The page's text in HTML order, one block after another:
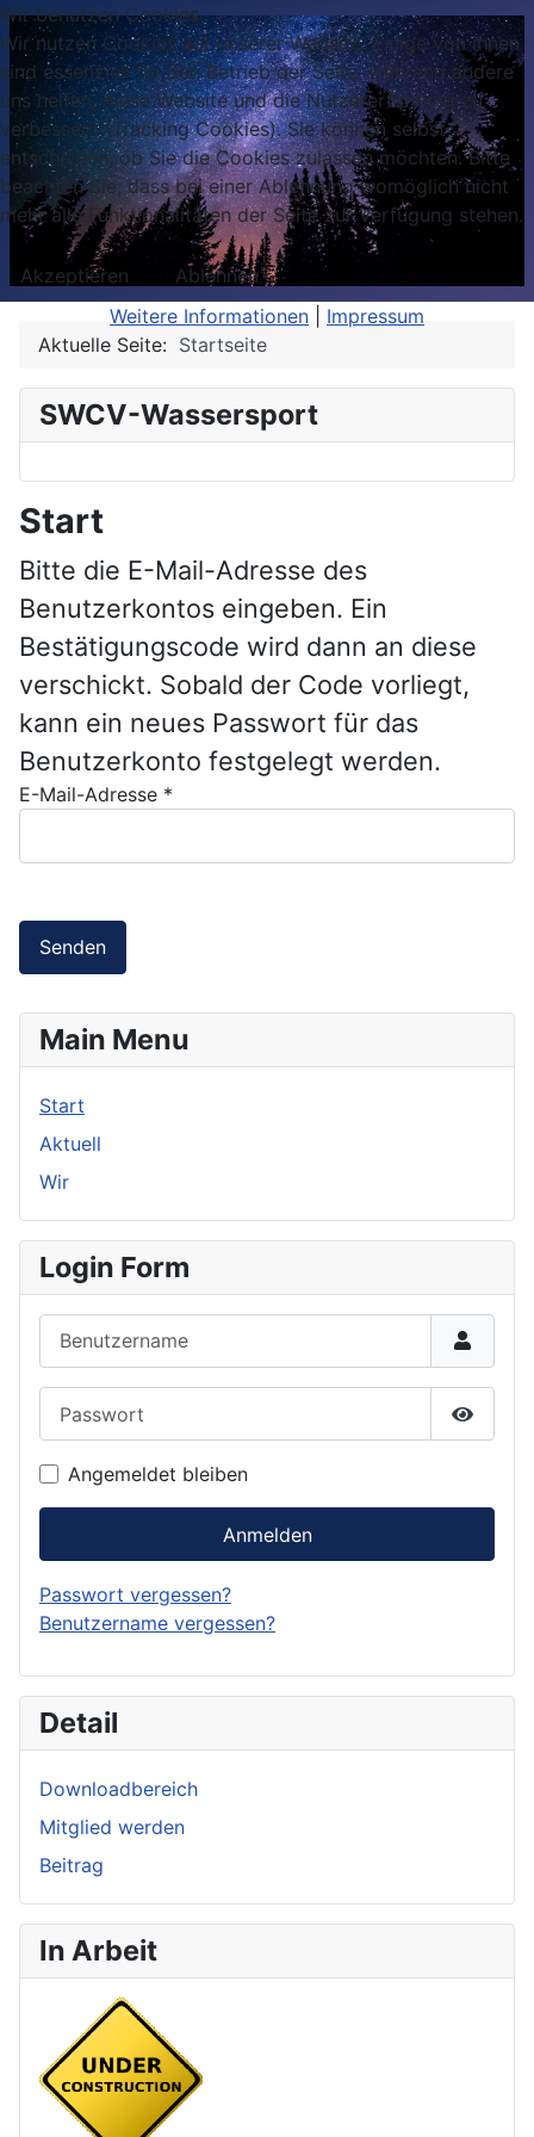
Aktuelle Seite: Startseite
SWCV-Wassersport
Start
Bitte die E-Mail-Adresse des
Benutzerkontos eingeben. Ein
Bestätigungscode wird dann an diese
verschickt. Sobald der Code vorliegt,
kann ein neues Passwort für das
Benutzerkonto festgelegt werden.
E-Mail-Adresse *
Senden
Main Menu
Start
Aktuell
Wir
Login Form
Angemeldet bleiben
Anmelden
Passwort vergessen?
Benutzername vergessen?
Detail
Downloadbereich
Mitglied werden
Beitrag
In Arbeit
Wir benutzen Cookies
Wir nutzen Cookies auf unserer Website. Einige von ihnen
sind essenziell für den Betrieb der Seite, während andere
uns helfen, diese Website und die Nutzererfahrung zu
verbessern (Tracking Cookies). Sie können selbst
entscheiden, ob Sie die Cookies zulassen möchten. Bitte
beachten Sie, dass bei einer Ablehnung womöglich nicht
mehr alle Funktionalitäten der Seite zur Verfügung stehen.
Akzeptieren
Ablehnen
Weitere Informationen
Impressum